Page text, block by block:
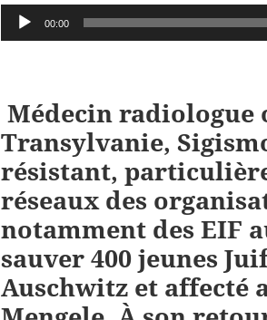
Lecteur
audio
00:00
Médecin
Transylvanie,
résistant,
réseaux des
notamment des EIF
sauver 400 jeunes
Auschwitz et affecté